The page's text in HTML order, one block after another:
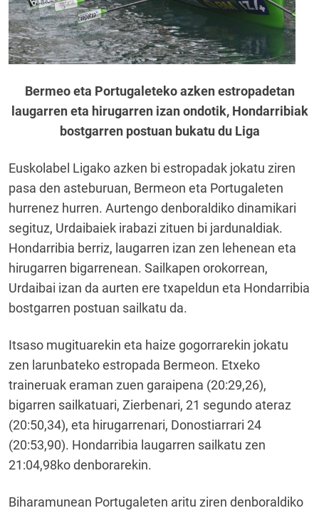
Bermeo eta Portugaleteko azken estropadetan
laugarren eta hirugarren izan ondotik, Hondarribiak
bostgarren postuan bukatu du Liga
Euskolabel Ligako azken bi estropadak jokatu ziren
pasa den asteburuan, Bermeon eta Portugaleten
hurrenez hurren. Aurtengo denboraldiko dinamikari
segituz, Urdaibaiek irabazi zituen bi jardunaldiak.
Hondarribia berriz, laugarren izan zen lehenean eta
hirugarren bigarrenean. Sailkapen orokorrean,
Urdaibai izan da aurten ere txapeldun eta Hondarribia
bostgarren postuan sailkatu da.
Itsaso mugituarekin eta haize gogorrarekin jokatu
zen larunbateko estropada Bermeon. Etxeko
traineruak eraman zuen garaipena (20:29,26),
bigarren sailkatuari, Zierbenari, 21 segundo ateraz
(20:50,34), eta hirugarrenari, Donostiarrari 24
(20:53,90). Hondarribia laugarren sailkatu zen
21:04,98ko denborarekin.
Biharamunean Portugaleten aritu ziren denboraldiko